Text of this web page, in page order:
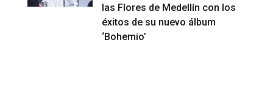
las Flores de Medellín con los
éxitos de su nuevo álbum
‘Bohemio’